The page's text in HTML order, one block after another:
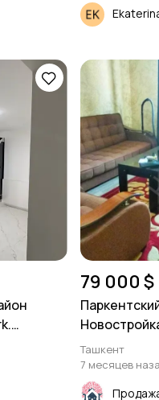
79 000 $
Ташкент
7 месяцев